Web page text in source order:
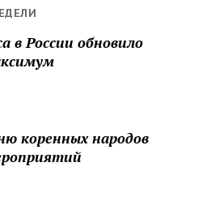
в России обновило
коренных народов